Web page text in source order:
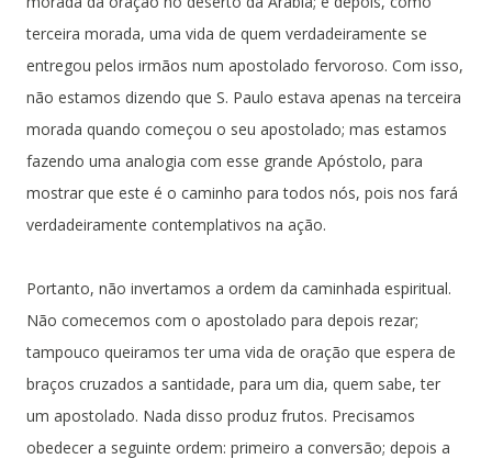
terceira morada, uma vida de quem verdadeiramente se
entregou pelos irmãos num apostolado fervoroso. Com isso,
não estamos dizendo que S. Paulo estava apenas na terceira
morada quando começou o seu apostolado; mas estamos
fazendo uma analogia com esse grande Apóstolo, para
mostrar que este é o caminho para todos nós, pois nos fará
verdadeiramente contemplativos na ação.
Portanto, não invertamos a ordem da caminhada espiritual.
Não comecemos com o apostolado para depois rezar;
tampouco queiramos ter uma vida de oração que espera de
braços cruzados a santidade, para um dia, quem sabe, ter
um apostolado. Nada disso produz frutos. Precisamos
obedecer a seguinte ordem: primeiro a conversão; depois a